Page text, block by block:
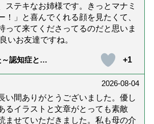
ステキなお姉様です。きっとマナミ
！」と喜んでくれる顔を見たくて、
って来てくださってるのだと思いま
いお友達ですね。
～認知症と介
）
+1
2026-08-04
い間ありがとうございました。優し
るイラストと文章がとっても素敵
ませていただきました。私も母の介